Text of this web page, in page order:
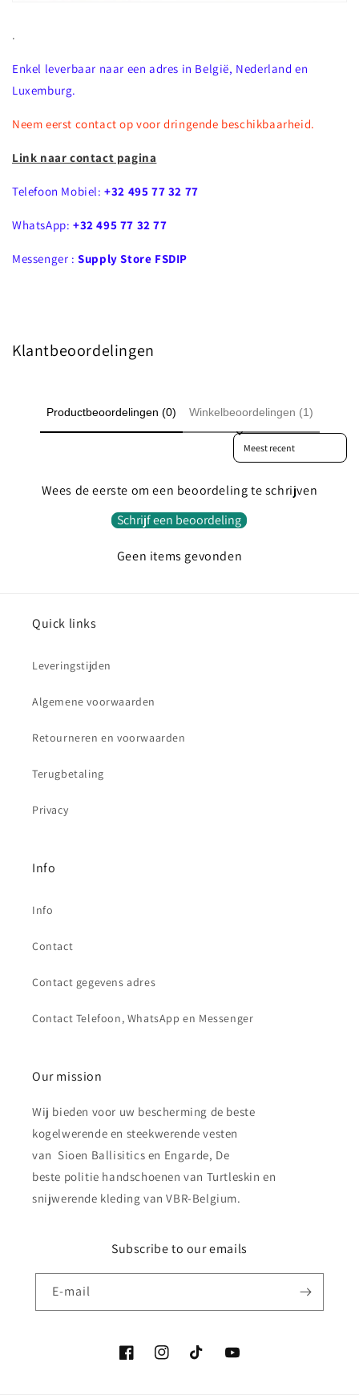
.
Enkel leverbaar naar een adres in België, Nederland en
Luxemburg.
Neem eerst contact op voor dringende beschikbaarheid.
Link naar contact pagina
Telefoon Mobiel:+32 495 77 32 77
WhatsApp: +32 495 77 32 77
Messenger :Supply Store FSDIP
Klantbeoordelingen
Productbeoordelingen (0) Winkelbeoordelingen (1)
Sort reviews by
Wees de eerste om een beoordeling te schrijven
Schrijf een beoordeling
Geen items gevonden
Quick links
Leveringstijden
Algemene voorwaarden
Retourneren en voorwaarden
Terugbetaling
Privacy
Info
Info
Contact
Contact gegevens adres
Contact Telefoon, WhatsApp en Messenger
Our mission
Wij bieden voor uw bescherming de beste
kogelwerende en steekwerende vesten
van Sioen Ballisitics en Engarde, De
beste politie handschoenen van Turtleskin en
snijwerende kleding van VBR-Belgium.
Subscribe to our emails
E‑mail
FacebookInstagramTikTok YouTube